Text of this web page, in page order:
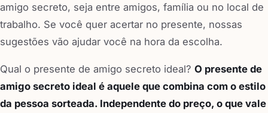
amigo secreto, seja entre amigos, família ou no local de
trabalho. Se você quer acertar no presente, nossas
sugestões vão ajudar você na hora da escolha.
Qual o presente de amigo secreto ideal? O presente de
amigo secreto ideal é aquele que combina com o estilo
da pessoa sorteada. Independente do preço, o que vale